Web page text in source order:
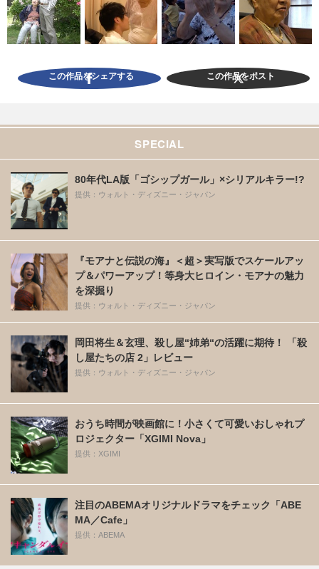
この作品をシェアする この作品をポスト
SPECIAL
80年代LA版「ゴシップガール」×シリアルキラー!?
提供：ウォルト・ディズニー・ジャパン
『モアナと伝説の海』＜超＞実写版でスケールアッ
プ＆パワーアップ！等身大ヒロイン・モアナの魅力
を深掘り
提供：ウォルト・ディズニー・ジャパン
岡田将生＆玄理、殺し屋“姉弟“の活躍に期待！ 「殺
し屋たちの店 2」レビュー
提供：ウォルト・ディズニー・ジャパン
おうち時間が映画館に！小さくて可愛いおしゃれプ
ロジェクター「XGIMI Nova」
提供：XGIMI
注目のABEMAオリジナルドラマをチェック「ABE
MA／Cafe」
提供：ABEMA